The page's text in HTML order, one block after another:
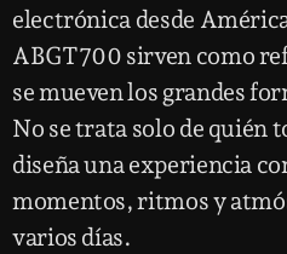
electrónica desde
ABGT700 sirven como
se mueven los grandes
No se trata solo de quién
diseña una experiencia
momentos, ritmos y
varios días.